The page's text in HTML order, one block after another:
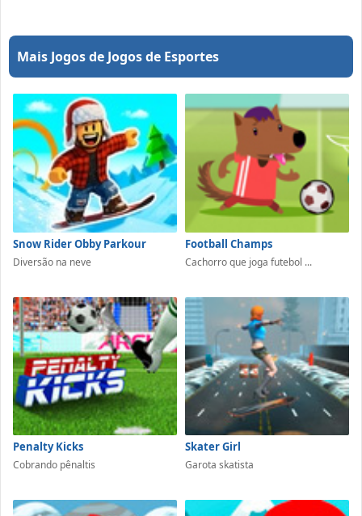
Mais Jogos de Jogos de Esportes
Snow Rider Obby Parkour
Diversão na neve
Football Champs
Cachorro que joga futebol ...
Penalty Kicks
Cobrando pênaltis
Skater Girl
Garota skatista